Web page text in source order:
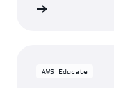
AWS Educate